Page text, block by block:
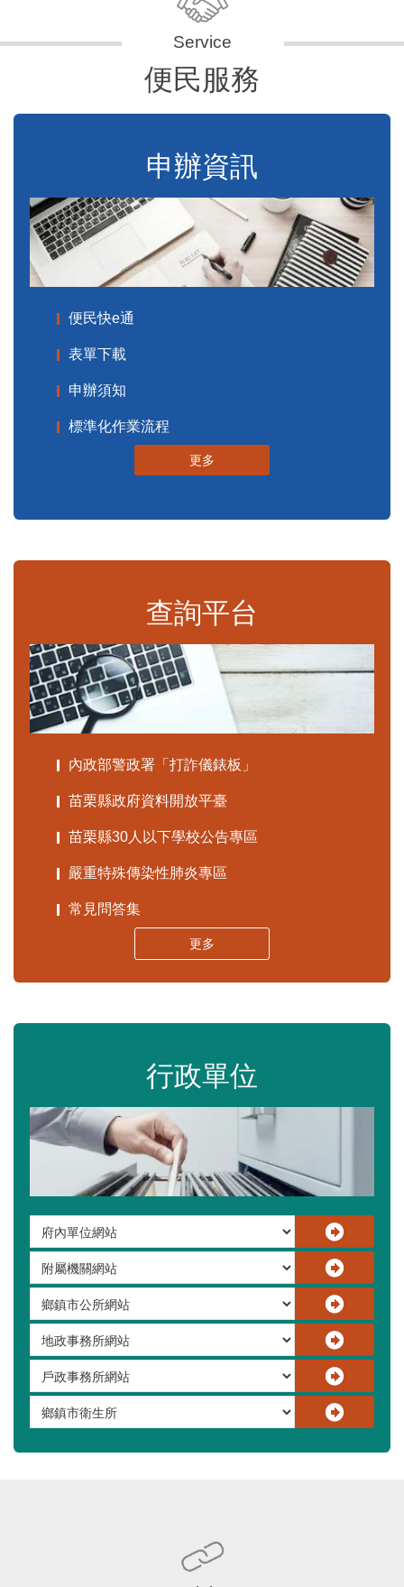
便民服務
申辦資訊
便民快e通
表單下載
申辦須知
標準化作業流程
更多
查詢平台
內政部警政署「打詐儀錶板」
苗栗縣政府資料開放平臺
苗栗縣30人以下學校公告專區
嚴重特殊傳染性肺炎專區
常見問答集
更多
行政單位